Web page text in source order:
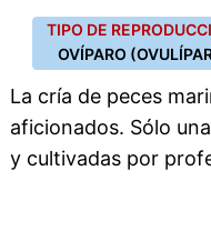
TIPO DE
OVÍPARO
La cría de peces
aficionados. Sólo
y cultivadas por